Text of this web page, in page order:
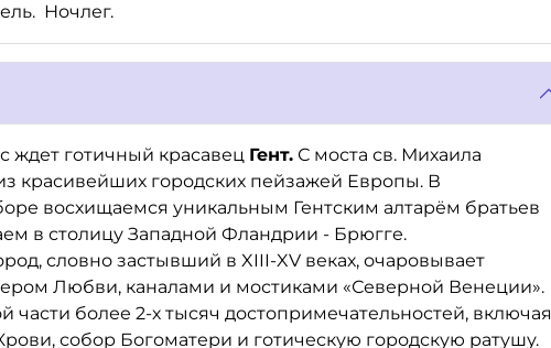
Ночлег.
ждет готичный красавец Гент. С моста св. Михаила
красивейших городских пейзажей Европы. В
восхищаемся уникальным Гентским алтарём братьев
в столицу Западной Фландрии - Брюгге.
словно застывший в XIII-XV веках, очаровывает
Любви, каналами и мостиками «Северной Венеции».
части более 2-х тысяч достопримечательностей, включая
собор Богоматери и готическую городскую ратушу.